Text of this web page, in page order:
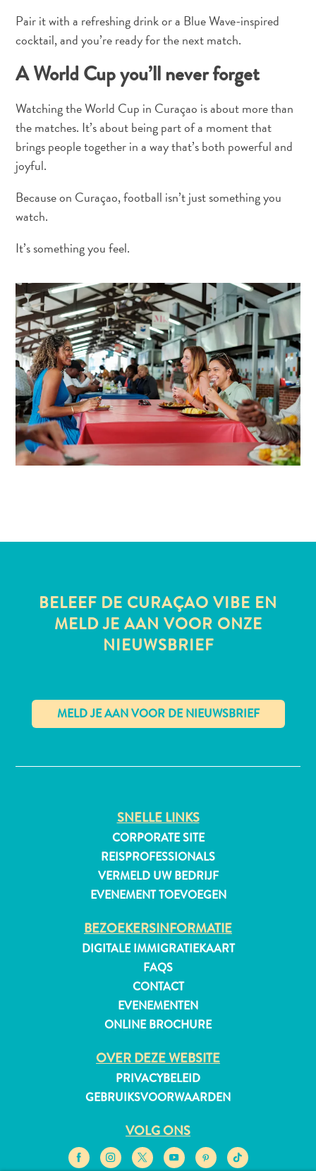
bekend?
The
artist
ontdek
liefde
voor
kunst
op
Curaçao
FAQs
Digitale
Gezondheid
Geldautomaten
Eten
Pair it with a refreshing drink or a Blue Wave-inspired
cocktail, and you’re ready for the next match.
A World Cup you’ll never forget
Watching the World Cup in Curaçao is about more than
the matches. It’s about being part of a moment that
brings people together in a way that’s both powerful and
joyful.
Because on Curaçao, football isn’t just something you
watch.
It’s something you feel.
BELEEF DE CURAÇAO VIBE EN
MELD JE AAN VOOR ONZE
NIEUWSBRIEF
SNELLE LINKS
CORPORATE SITE
REISPROFESSIONALS
VERMELD UW BEDRIJF
EVENEMENT TOEVOEGEN
BEZOEKERSINFORMATIE
DIGITALE IMMIGRATIEKAART
FAQS
CONTACT
EVENEMENTEN
ONLINE BROCHURE
OVER DEZE WEBSITE
PRIVACYBELEID
GEBRUIKSVOORWAARDEN
VOLG ONS